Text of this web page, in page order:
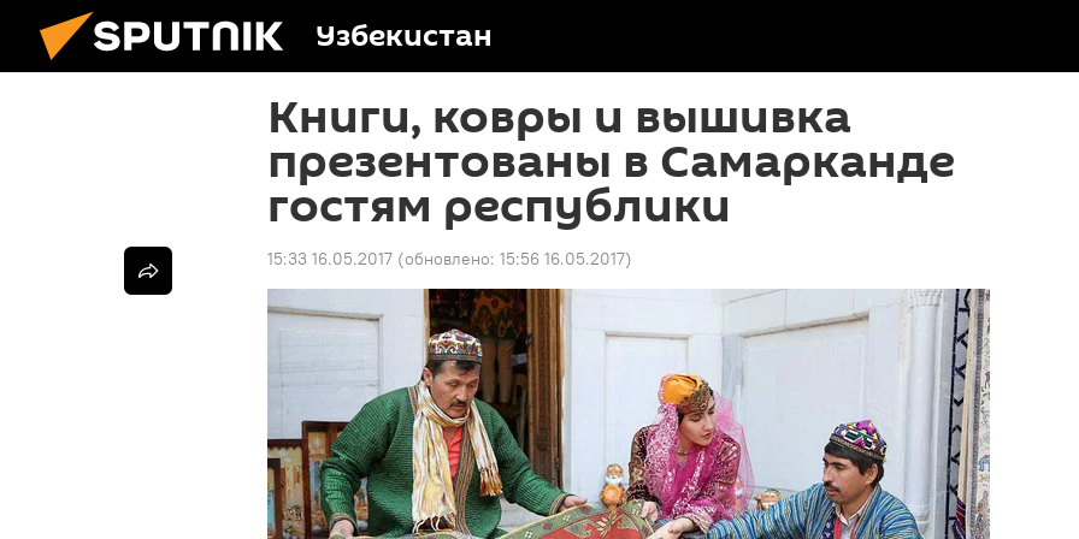
Узбекистан
Книги, ковры и вышивка
презентованы в Самарканде
гостям республики
15:33 16.05.2017 (обновлено: 15:56 16.05.2017)